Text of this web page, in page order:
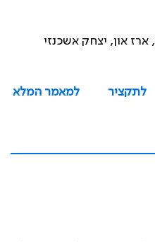
ארז און, יצחק אשכנזי
לתקציר
למאמר המלא